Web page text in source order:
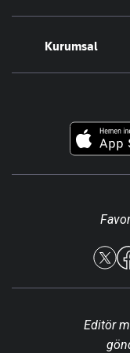
Magazin
Teknoloji
Resmî Ilanlar
Foto Haber
Kurumsal
Hakkımızda
Künye
Reklam Ver
Editör